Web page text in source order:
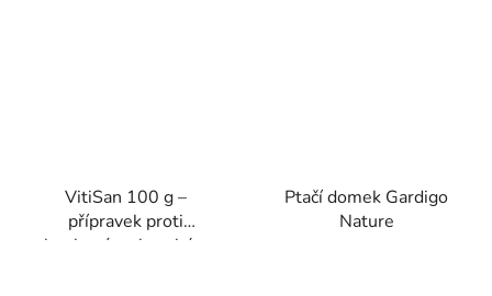
VitiSan 100 g –
přípravek proti
houbovým chorobám
Ptačí domek Gardigo
Nature